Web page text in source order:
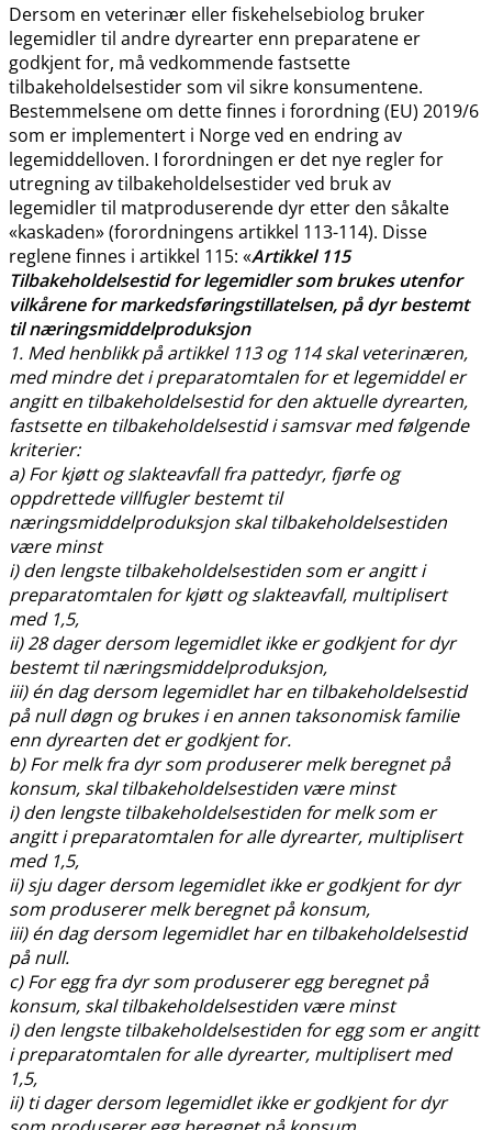
Dersom en veterinær eller fiskehelsebiolog bruker
legemidler til andre dyrearter enn preparatene er
godkjent for, må vedkommende fastsette
tilbakeholdelsestider som vil sikre konsumentene.
Bestemmelsene om dette finnes i forordning (EU) 2019/6
som er implementert i Norge ved en endring av
legemiddelloven. I forordningen er det nye regler for
utregning av tilbakeholdelsestider ved bruk av
legemidler til matproduserende dyr etter den såkalte
«kaskaden» (forordningens artikkel 113-114). Disse
reglene finnes i artikkel 115: «Artikkel 115
Tilbakeholdelsestid for legemidler som brukes utenfor
vilkårene for markedsføringstillatelsen, på dyr bestemt
til næringsmiddelproduksjon
1. Med henblikk på artikkel 113 og 114 skal veterinæren,
med mindre det i preparatomtalen for et legemiddel er
angitt en tilbakeholdelsestid for den aktuelle dyrearten,
fastsette en tilbakeholdelsestid i samsvar med følgende
kriterier:
a) For kjøtt og slakteavfall fra pattedyr, fjørfe og
oppdrettede villfugler bestemt til
næringsmiddelproduksjon skal tilbakeholdelsestiden
være minst
i) den lengste tilbakeholdelsestiden som er angitt i
preparatomtalen for kjøtt og slakteavfall, multiplisert
med 1,5,
ii) 28 dager dersom legemidlet ikke er godkjent for dyr
bestemt til næringsmiddelproduksjon,
iii) én dag dersom legemidlet har en tilbakeholdelsestid
på null døgn og brukes i en annen taksonomisk familie
enn dyrearten det er godkjent for.
b) For melk fra dyr som produserer melk beregnet på
konsum, skal tilbakeholdelsestiden være minst
i) den lengste tilbakeholdelsestiden for melk som er
angitt i preparatomtalen for alle dyrearter, multiplisert
med 1,5,
ii) sju dager dersom legemidlet ikke er godkjent for dyr
som produserer melk beregnet på konsum,
iii) én dag dersom legemidlet har en tilbakeholdelsestid
på null.
c) For egg fra dyr som produserer egg beregnet på
konsum, skal tilbakeholdelsestiden være minst
i) den lengste tilbakeholdelsestiden for egg som er angitt
i preparatomtalen for alle dyrearter, multiplisert med
1,5,
ii) ti dager dersom legemidlet ikke er godkjent for dyr